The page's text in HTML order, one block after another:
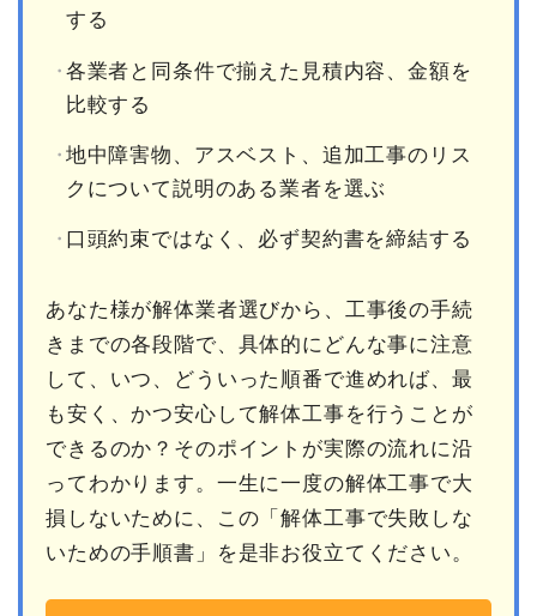
する
各業者と同条件で揃えた見積内容、金額を
比較する
地中障害物、アスベスト、追加工事のリス
クについて説明のある業者を選ぶ
口頭約束ではなく、必ず契約書を締結する
あなた様が解体業者選びから、工事後の手続
きまでの各段階で、具体的にどんな事に注意
して、いつ、どういった順番で進めれば、最
も安く、かつ安心して解体工事を行うことが
できるのか？そのポイントが実際の流れに沿
ってわかります。一生に一度の解体工事で大
損しないために、この「解体工事で失敗しな
いための手順書」を是非お役立てください。